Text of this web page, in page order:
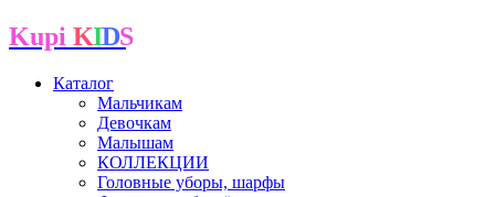
Kupi K I D S
Каталог
Мальчикам
Девочкам
Малышам
КОЛЛЕКЦИИ
Головные уборы, шарфы